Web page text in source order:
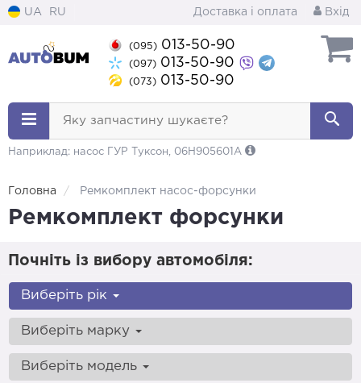
UA RU Доставка і оплата Вхід
(095) 013-50-90
(097) 013-50-90
(073) 013-50-90
Яку запчастину шукаєте?
Наприклад: насос ГУР Туксон, 06H905601A
Головна Ремкомплект насос-форсунки
Ремкомплект форсунки
Почніть із вибору автомобіля:
Виберіть рік
Виберіть марку
Виберіть модель